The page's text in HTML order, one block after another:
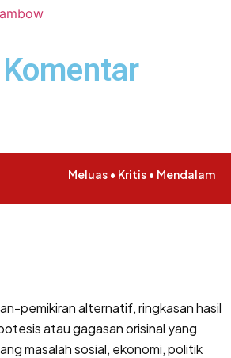
Meluas • Kritis • Mendalam
pemikiran alternatif, ringkasan hasil
atau gagasan orisinal yang
masalah sosial, ekonomi, politik